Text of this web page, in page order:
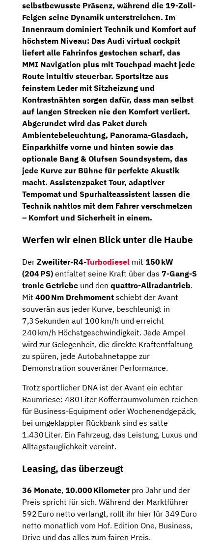
selbstbewusste Präsenz, während die 19-Zoll-
Felgen seine Dynamik unterstreichen. Im
Innenraum dominiert Technik und Komfort auf
höchstem Niveau: Das Audi virtual cockpit
liefert alle Fahrinfos gestochen scharf, das
MMI Navigation plus mit Touchpad macht jede
Route intuitiv steuerbar. Sportsitze aus
feinstem Ledermit Sitzheizung und
Kontrastnähten sorgen dafür, dass man selbst
auf langen Strecken nie den Komfort verliert.
Abgerundet wird das Paket durch
Ambientebeleuchtung, Panorama-Glasdach,
Einparkhilfe vorne und hinten sowie das
optionale Bang & Olufsen Soundsystem, das
jede Kurve zur Bühne für perfekte Akustik
macht. Assistenzpaket Tour, adaptiver
Tempomat und Spurhalteassistent lassen die
Technik nahtlos mit dem Fahrer verschmelzen
– Komfort und Sicherheit in einem.
Werfen wir einen Blick unter die Haube
Der Zweiliter-R4-Turbodiesel mit 150 kW
(204 PS) entfaltet seine Kraft über das 7-Gang-S
tronic Getriebe und den quattro-Allradantrieb.
Mit 400 Nm Drehmoment schiebt der Avant
souverän aus jeder Kurve, beschleunigt in
7,3 Sekunden auf 100 km/h und erreicht
240 km/h Höchstgeschwindigkeit. Jede Ampel
wird zur Gelegenheit, die direkte Kraftentfaltung
zu spüren, jede Autobahnetappe zur
Demonstration souveräner Performance.
Trotz sportlicher DNA ist der Avant ein echter
Raumriese: 480 Liter Kofferraumvolumen reichen
für Business-Equipment oder Wochenendgepäck,
bei umgeklappter Rückbank sind es satte
1.430 Liter. Ein Fahrzeug, das Leistung, Luxus und
Alltagstauglichkeit vereint.
Leasing, das überzeugt
36 Monate, 10.000 Kilometerpro Jahr und der
Preis spricht für sich. Während der Marktführer
592 Euro netto verlangt, rollt ihr hier für 349 Euro
netto monatlich vom Hof. Edition One, Business,
Drive und das alles zum fairen Preis.